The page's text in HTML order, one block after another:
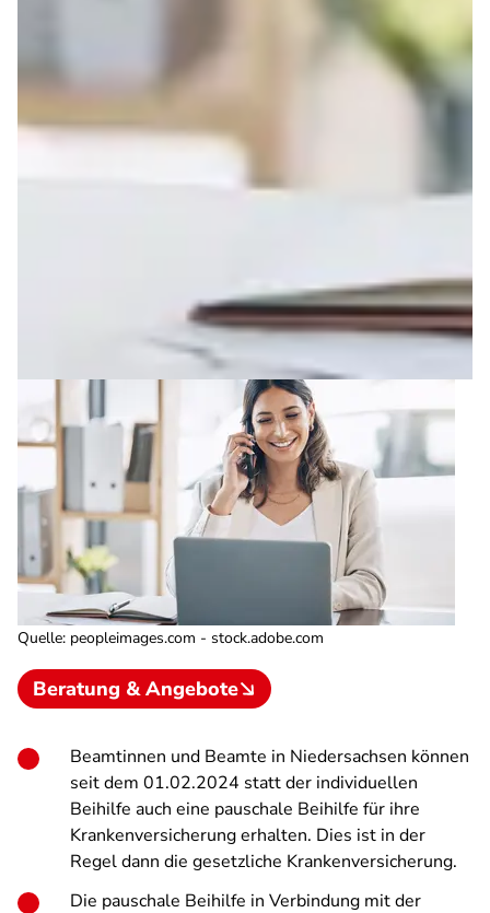
Quelle: peopleimages.com - stock.adobe.com
Beratung & Angebote
Beamtinnen und Beamte in Niedersachsen können
seit dem 01.02.2024 statt der individuellen
Beihilfe auch eine pauschale Beihilfe für ihre
Krankenversicherung erhalten. Dies ist in der
Regel dann die gesetzliche Krankenversicherung.
Die pauschale Beihilfe in Verbindung mit der